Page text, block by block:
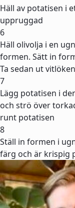
Häll av potatisen i
uppruggad
6
Häll olivolja i en
formen. Sätt in
Ta sedan ut
7
Lägg potatisen i
och strö över
runt potatisen
8
Ställ in formen i
färg och är krispig